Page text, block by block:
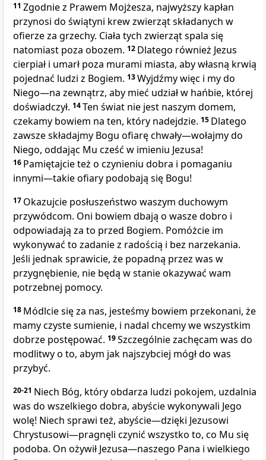
11 Zgodnie z Prawem Mojżesza, najwyższy kapłan
przynosi do świątyni krew zwierząt składanych w
ofierze za grzechy. Ciała tych zwierząt spala się
natomiast poza obozem. 12 Dlatego również Jezus
cierpiał i umarł poza murami miasta, aby własną krwią
pojednać ludzi z Bogiem. 13Wyjdźmy więc i my do
Niego—na zewnątrz, aby mieć udział w hańbie, której
doświadczył. 14Ten świat nie jest naszym domem,
czekamy bowiem na ten, który nadejdzie. 15 Dlatego
zawsze składajmy Bogu ofiarę chwały—wołajmy do
Niego, oddając Mu cześć w imieniu Jezusa!
16 Pamiętajcie też o czynieniu dobra i pomaganiu
innymi—takie ofiary podobają się Bogu!
17 Okazujcie posłuszeństwo waszym duchowym
przywódcom. Oni bowiem dbają o wasze dobro i
odpowiadają za to przed Bogiem. Pomóżcie im
wykonywać to zadanie z radością i bez narzekania.
Jeśli jednak sprawicie, że popadną przez was w
przygnębienie, nie będą w stanie okazywać wam
potrzebnej pomocy.
18 Módlcie się za nas, jesteśmy bowiem przekonani, że
mamy czyste sumienie, i nadal chcemy we wszystkim
dobrze postępować. 19Szczególnie zachęcam was do
modlitwy o to, abym jak najszybciej mógł do was
przybyć.
20-21 Niech Bóg, który obdarza ludzi pokojem, uzdalnia
was do wszelkiego dobra, abyście wykonywali Jego
wolę! Niech sprawi też, abyście—dzięki Jezusowi
Chrystusowi—pragnęli czynić wszystko to, co Mu się
podoba. On ożywił Jezusa—naszego Pana i wielkiego